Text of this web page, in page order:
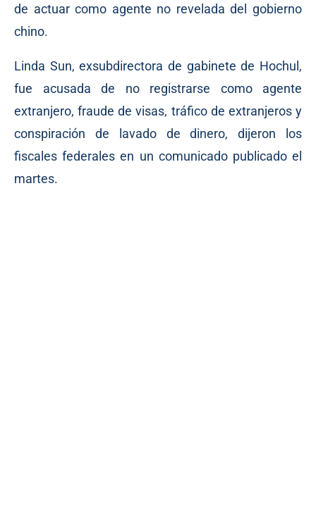
de actuar como agente no revelada del gobierno
chino.
Linda Sun, exsubdirectora de gabinete de Hochul,
fue acusada de no registrarse como agente
extranjero, fraude de visas, tráfico de extranjeros y
conspiración de lavado de dinero, dijeron los
fiscales federales en un comunicado publicado el
martes.